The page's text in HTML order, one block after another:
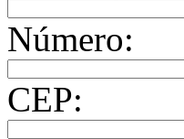
Número:
CEP: